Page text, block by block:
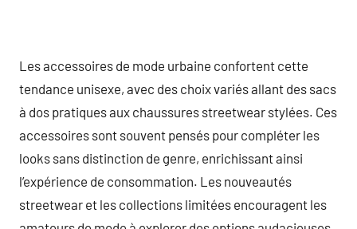
Les accessoires de mode urbaine confortent cette
tendance unisexe, avec des choix variés allant des sacs
à dos pratiques aux chaussures streetwear stylées. Ces
accessoires sont souvent pensés pour compléter les
looks sans distinction de genre, enrichissant ainsi
l’expérience de consommation. Les nouveautés
streetwear et les collections limitées encouragent les